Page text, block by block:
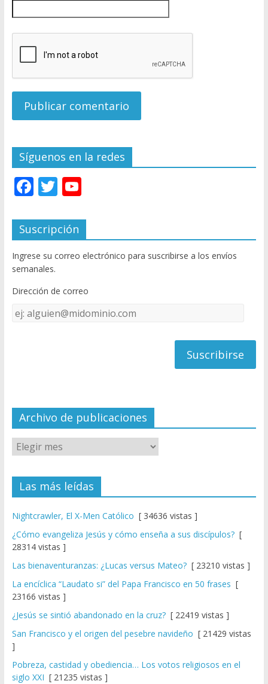
Síguenos en la redes
F
e
b
o
o
k
T
itt
er
Y
u
T
u
e
C
el
Suscripción
Ingrese su correo electrónico para suscribirse a los envíos
semanales.
Dirección de correo
Dirección
de
Archivo de publicaciones
Las más leídas
Nightcrawler, El X-Men Católico [ 34636 vistas ]
¿Cómo evangeliza Jesús y cómo enseña a sus discípulos?[
28314 vistas ]
Las bienaventuranzas: ¿Lucas versus Mateo?[ 23210 vistas ]
La encíclica “Laudato si” del Papa Francisco en 50 frases [
23166 vistas ]
¿Jesús se sintió abandonado en la cruz?[ 22419 vistas ]
San Francisco y el origen del pesebre navideño [ 21429 vistas
]
Pobreza, castidad y obediencia… Los votos religiosos en el
siglo XXI [ 21235 vistas ]